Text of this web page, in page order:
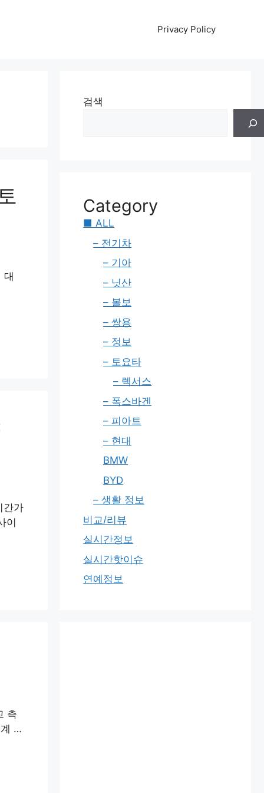
Privacy Policy
대
간가
이
측
계 …
검색
Category
■ ALL
– 전기차
– 기아
– 닛산
– 볼보
– 쌍용
– 정보
– 토요타
– 렉서스
– 폭스바겐
– 피아트
– 현대
BMW
BYD
– 생활 정보
비교/리뷰
실시간정보
실시간핫이슈
연예정보